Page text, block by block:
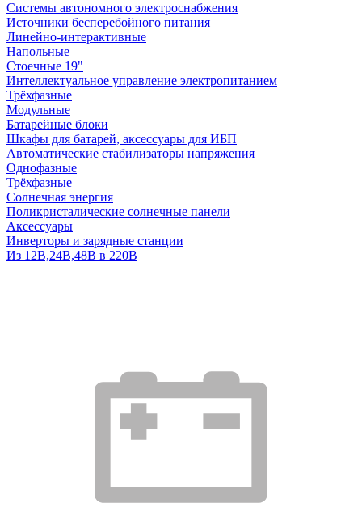
Системы автономного электроснабжения
Источники бесперебойного питания
Линейно-интерактивные
Напольные
Стоечные 19"
Интеллектуальное управление электропитанием
Трёхфазные
Модульные
Батарейные блоки
Шкафы для батарей, аксессуары для ИБП
Автоматические стабилизаторы напряжения
Однофазные
Трёхфазные
Солнечная энергия
Поликристалические солнечные панели
Аксессуары
Инверторы и зарядные станции
Из 12В,24В,48В в 220В